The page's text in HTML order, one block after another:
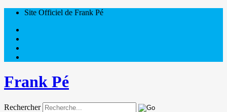
Site Officiel de Frank Pé
Frank Pé
Rechercher